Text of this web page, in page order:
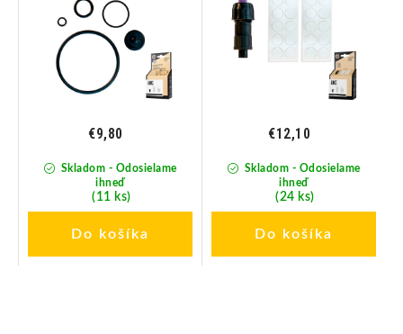
Skladom - Odosielame
ihneď
(11 ks)
€9,80
Do košíka
Skladom - Odosielame
ihneď
(24 ks)
€12,10
Do košíka